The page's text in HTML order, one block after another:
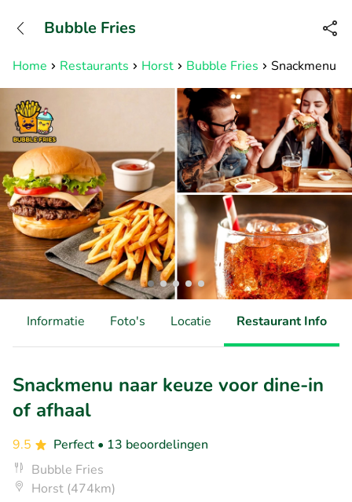
Bereikbaar tot 23:00 uur
Home Restaurants Horst Bubble Fries Snackmenu
Bubble Fries
Informatie Foto's Locatie Restaurant Info
Snackmenu naar keuze voor dine-in
of afhaal
9.5 Perfect • 13 beoordelingen
Bubble Fries
Horst (474km)